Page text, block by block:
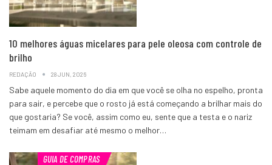
10 melhores águas micelares para pele oleosa com controle de
brilho
REDAÇÃO 28 JUN, 2026
Sabe aquele momento do dia em que você se olha no espelho, pronta
para sair, e percebe que o rosto já está começando a brilhar mais do
que gostaria? Se você, assim como eu, sente que a testa e o nariz
teimam em desafiar até mesmo o melhor…
GUIA DE COMPRAS